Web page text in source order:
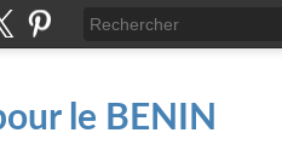
le BENIN